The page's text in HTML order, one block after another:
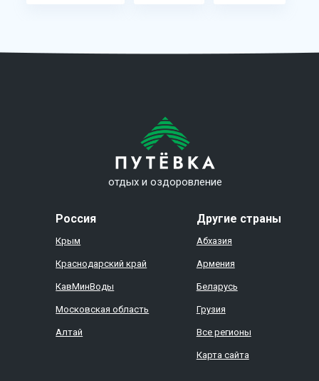
отдых и оздоровление
Россия
Крым
Краснодарский край
КавМинВоды
Московская область
Алтай
Другие страны
Абхазия
Армения
Беларусь
Грузия
Все регионы
Карта сайта